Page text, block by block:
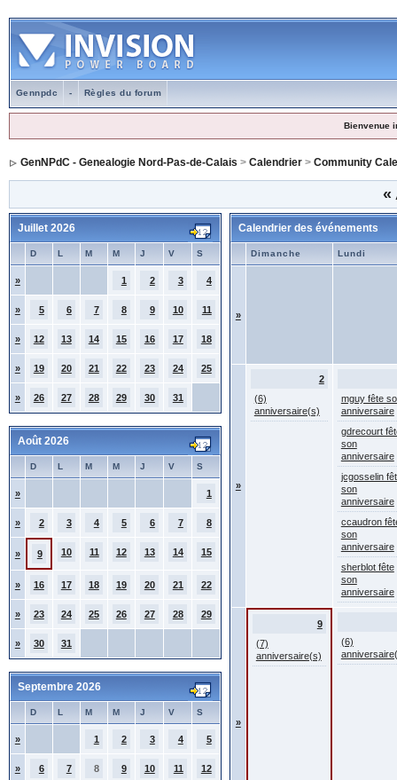
Gennpdc - Règles du forum
Bienvenue
GenNPdC - Genealogie Nord-Pas-de-Calais > Calendrier> Community
«
Juillet 2026
D L M M J V S
» 1 2 3 4
» 5 6 7 8 9 10 11
» 12 13 14 15 16 17 18
» 19 20 21 22 23 24 25
» 26 27 28 29 30 31
Août 2026
D L M M J V S
» 1
» 2 3 4 5 6 7 8
» 9 10 11 12 13 14 15
» 16 17 18 19 20 21 22
» 23 24 25 26 27 28 29
» 30 31
Septembre 2026
D L M M J V S
» 1 2 3 4 5
» 6 7 8 9 10 11 12
Calendrier des événements
Dimanche Lundi
»
»
2
(6)
anniversaire(s)
mguy fête
anniversaire
gdrecourt
son
anniversaire
jcgosselin
son
anniversaire
ccaudron
son
anniversaire
sherblot fête
son
anniversaire
»
9
(7)
anniversaire(s)
(6)